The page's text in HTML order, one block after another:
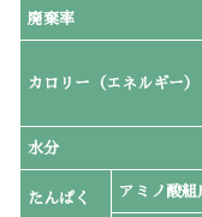
廃棄率
カロリー（エネルギー）
水分
たんぱく
アミノ酸組